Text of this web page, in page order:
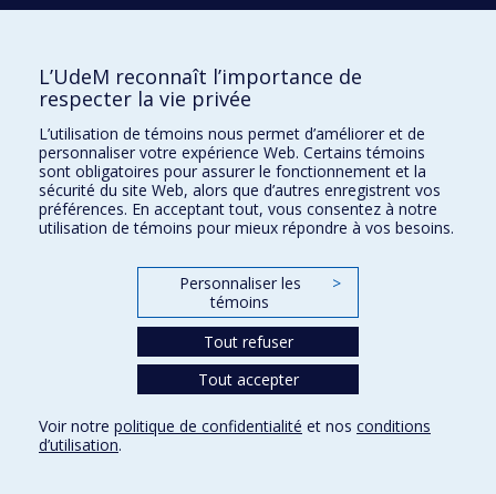
Écoles
Kinésiologie et des sciences de l’activité physique
Orthophonie et audiologie
Réadaptation
Directions
DPC
CPASS
L’UdeM reconnaît l’importance de
respecter la vie privée
L’utilisation de témoins nous permet d’améliorer et de
personnaliser votre expérience Web. Certains témoins
sont obligatoires pour assurer le fonctionnement et la
sécurité du site Web, alors que d’autres enregistrent vos
préférences. En acceptant tout, vous consentez à notre
utilisation de témoins pour mieux répondre à vos besoins.
Personnaliser les
témoins
>
Tout refuser
Tout accepter
Voir notre politique de confidentialité et nos conditions
d’utilisation.